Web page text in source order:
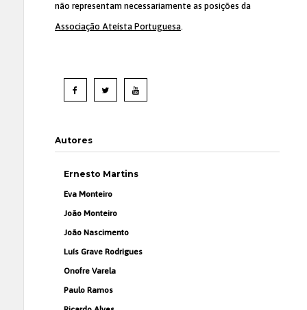
não representam necessariamente as posições da
Associação Ateísta Portuguesa.
Autores
Ernesto Martins
Eva Monteiro
João Monteiro
João Nascimento
Luís Grave Rodrigues
Onofre Varela
Paulo Ramos